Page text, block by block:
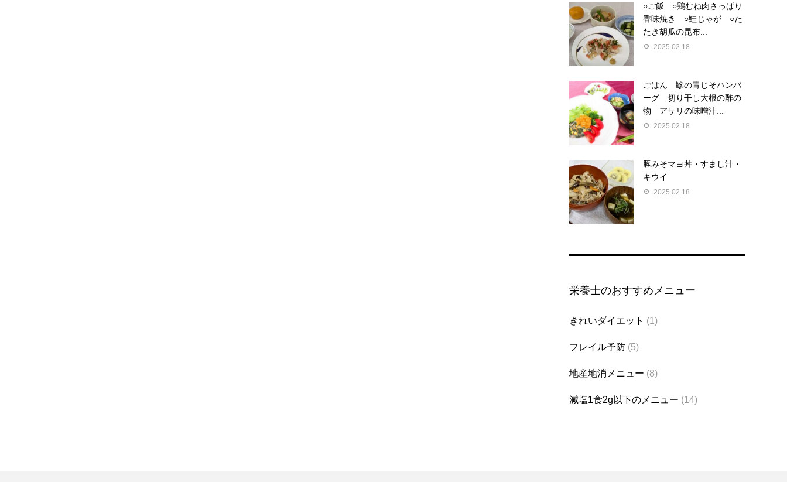
○ご飯 ○鶏むね肉さっぱり
香味焼き ○鮭じゃが ○た
たき胡瓜の昆布...
2025.02.18
ごはん 鰺の青じそハンバ
ーグ 切り干し大根の酢の
物 アサリの味噌汁...
2025.02.18
豚みそマヨ丼・すまし汁・
キウイ
2025.02.18
栄養士のおすすめメニュー
きれいダイエット (1)
フレイル予防 (5)
地産地消メニュー (8)
減塩1食2g以下のメニュー (14)